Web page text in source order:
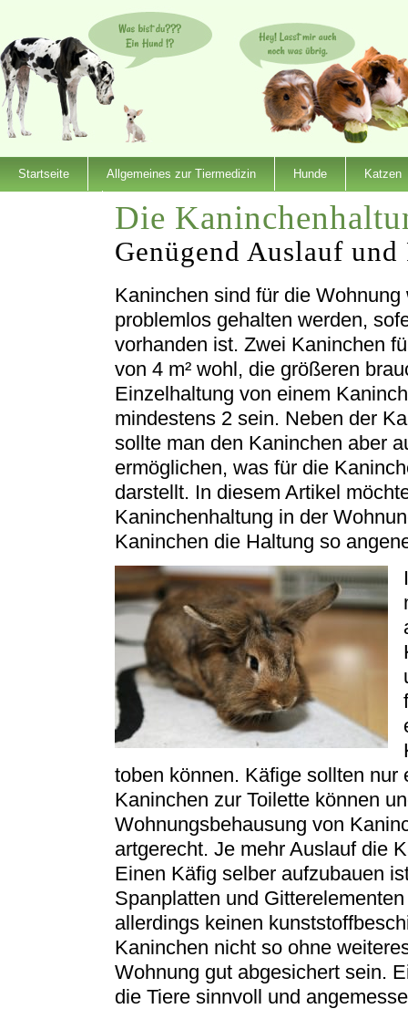
Startseite Allgemeines zur Tiermedizin Hunde Katzen
Die
Genügend Auslauf und
Kaninchen sind für die
problemlos gehalten werden,
vorhanden ist. Zwei Kaninchen
von 4 m² wohl, die größeren
Einzelhaltung von einem
mindestens 2 sein. Neben der
sollte man den Kaninchen aber
ermöglichen, was für die
darstellt. In diesem Artikel
Kaninchenhaltung in der
Kaninchen die Haltung so
toben können. Käfige sollten
Kaninchen zur Toilette können
Wohnungsbehausung von
artgerecht. Je mehr Auslauf die
Einen Käfig selber aufzubauen
Spanplatten und
allerdings keinen
Kaninchen nicht so ohne
Wohnung gut abgesichert sein.
die Tiere sinnvoll und